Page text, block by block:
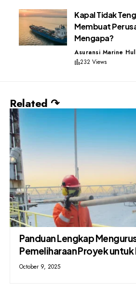
Kapal Tidak
Membuat
Mengapa?
Asuransi Marine
232 Views
Related ↷
Panduan Lengkap
Pemeliharaan Proyek untuk
October 9, 2025